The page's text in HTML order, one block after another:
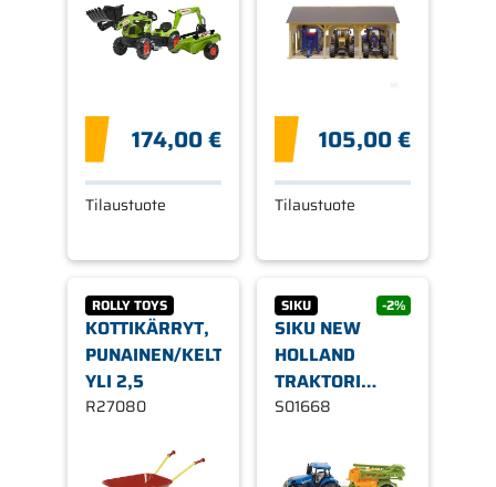
F2040N
174,00 €
Tilaustuote
105,00 €
Tilaustuote
ROLLY TOYS
KOTTIKÄRRYT,
PUNAINEN/KELTAINEN,
YLI 2,5
R27080
SIKU -2%
SIKU NEW
HOLLAND
TRAKTORI
PERÄKÄRRY
S01668